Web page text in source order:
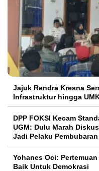
Jajuk Rendra Kresna
Infrastruktur hingga
DPP FOKSI Kecam
UGM: Dulu Marah
Jadi Pelaku Pembubaran
Yohanes Oci:
Baik Untuk Demokrasi